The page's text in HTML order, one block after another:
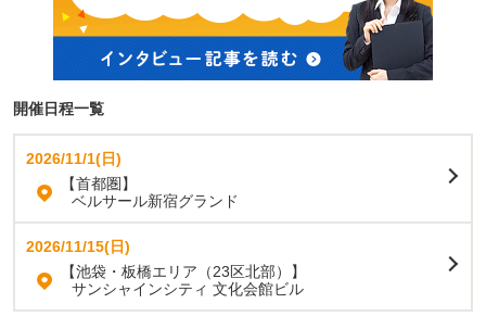
開催日程一覧
2026/11/1(日)
【首都圏】
ベルサール新宿グランド
2026/11/15(日)
【池袋・板橋エリア（23区北部）】
サンシャインシティ 文化会館ビル